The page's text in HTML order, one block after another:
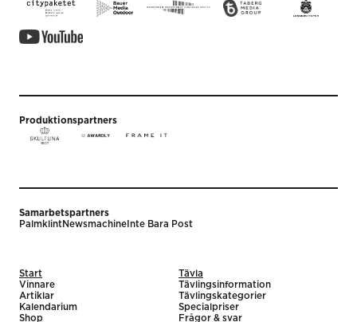
Produktionspartners
Samarbetspartners
PalmklintNewsmachine Inte Bara Post
Start
Vinnare
Artiklar
Kalendarium
Shop
Tävla
Tävlingsinformation
Tävlingskategorier
Specialpriser
Frågor & svar